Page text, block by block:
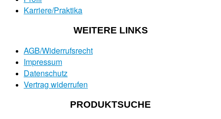
Karriere/Praktika
WEITERE LINKS
AGB/Widerrufsrecht
Impressum
Datenschutz
Vertrag widerrufen
PRODUKTSUCHE